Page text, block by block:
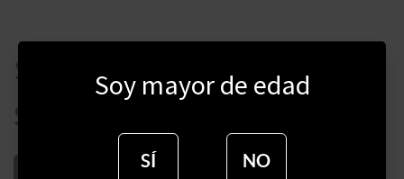
$
$
AÑADIR AL CARRITO
Soy mayor de edad
SÍ NO